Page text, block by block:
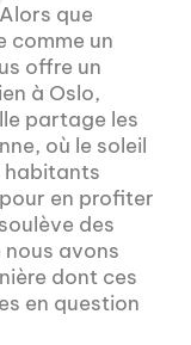
que
comme un
offre un
à Oslo,
partage les
où le soleil
habitants
en profiter
des
avons
dont ces
en question